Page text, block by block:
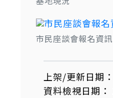
市民座談會報名資訊
上架/更新日期：
資料檢視日期：